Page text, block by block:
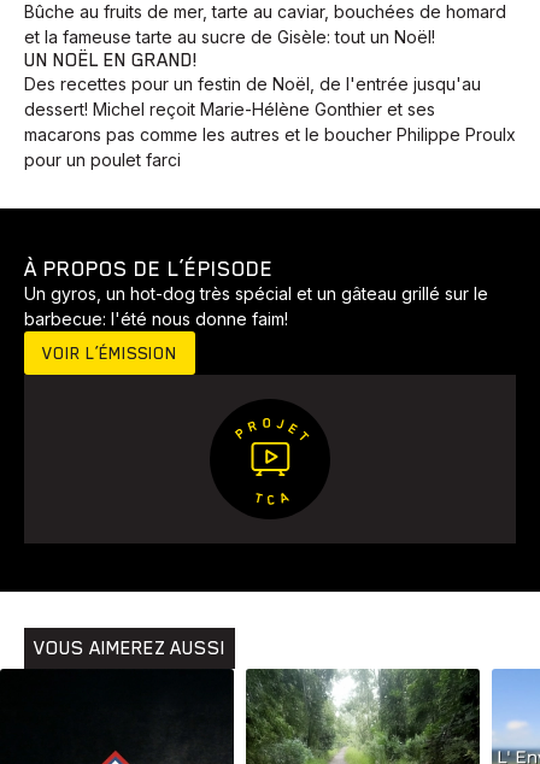
Animaux Avenir Bingo Communauté Culture
Développement
Voyage Yoga
Bûche au fruits de mer, tarte au caviar, bouchées de homard
et la fameuse tarte au sucre de Gisèle: tout un Noël!
UN NOËL EN GRAND!
Des recettes pour un festin de Noël, de l'entrée jusqu'au
dessert! Michel reçoit Marie-Hélène Gonthier et ses
macarons pas comme les autres et le boucher Philippe Proulx
pour un poulet farci
À PROPOS DE L’ÉPISODE
Un gyros, un hot-dog très spécial et un gâteau grillé sur le
barbecue: l'été nous donne faim!
VOIR L’ÉMISSION
VOUS AIMEREZ AUSSI